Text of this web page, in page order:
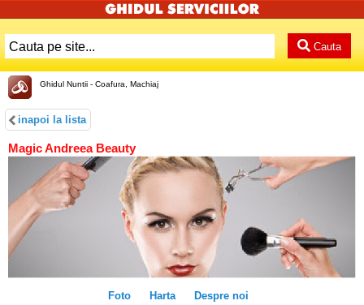
Cauta
Ghidul Nuntii - Coafura, Machiaj
inapoi la lista
Magic Andreea Beauty
Foto Harta Despre noi